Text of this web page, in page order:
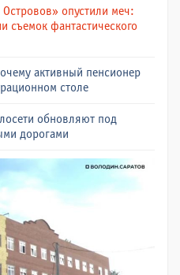
опустили меч:
съемок фантастического
активный пенсионер
столе
обновляют под
дорогами